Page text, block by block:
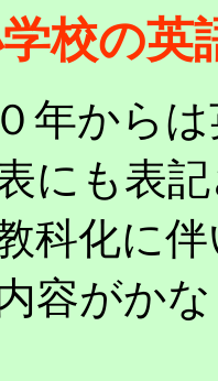
の英
年から
にも表
科化に
容がか